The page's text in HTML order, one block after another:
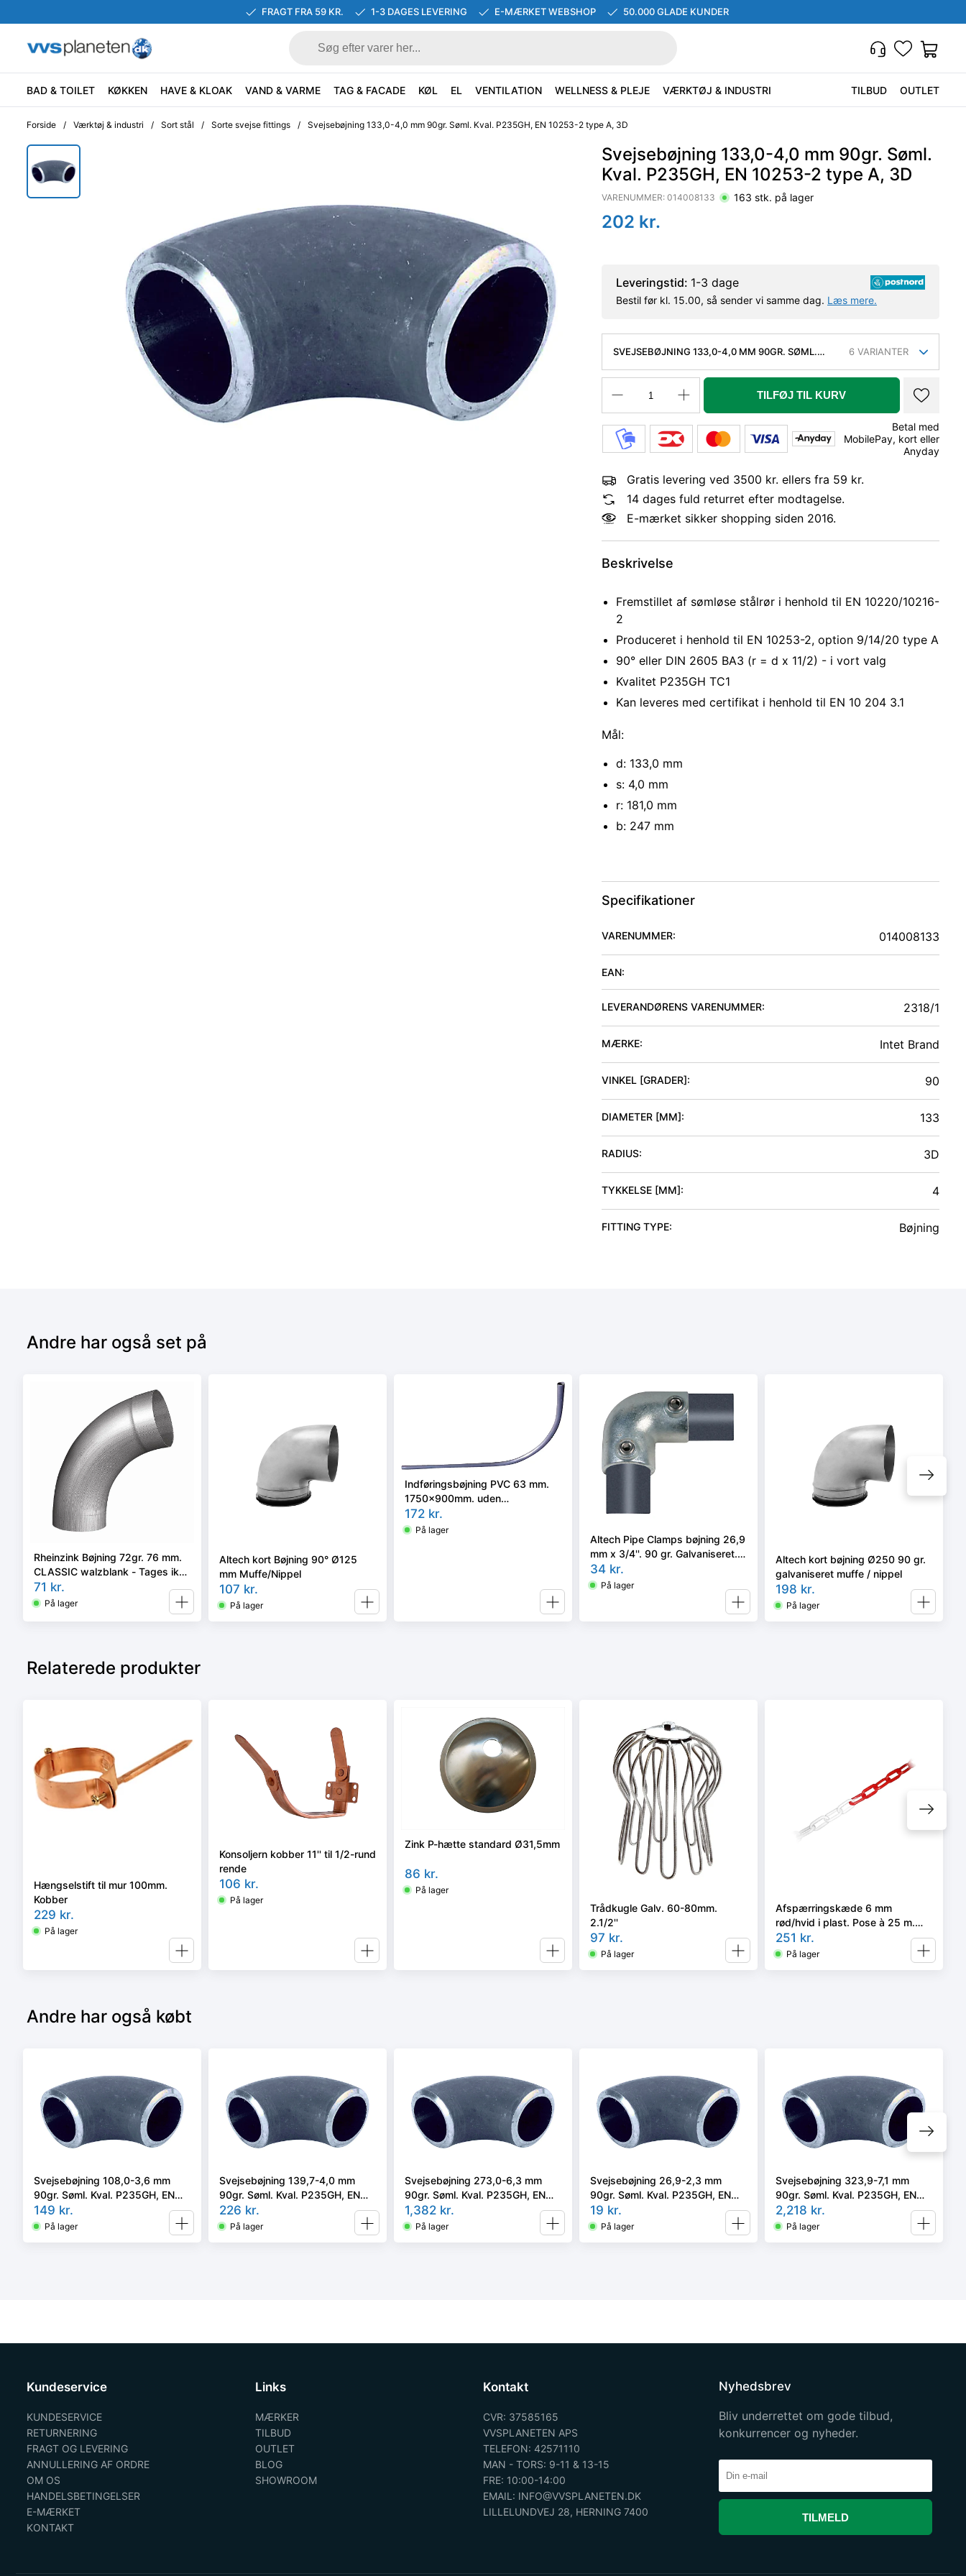
FRAGT FRA 59 KR. 1-3 DAGES LEVERING E-MÆRKET WEBSHOP 50.000 GLADE KUNDER
BAD & TOILET KØKKEN HAVE & KLOAK VAND & VARME TAG & FACADE KØL EL VENTILATION WELLNESS & PLEJE VÆRKTØJ & INDUSTRI TILBUD OUTLET
Forside / Værktøj & industri / Sort stål / Sorte svejse fittings / Svejsebøjning 133,0-4,0 mm 90gr. Søml. Kval. P235GH, EN 10253-2 type A, 3D
Svejsebøjning 133,0-4,0 mm 90gr. Søml.
Kval. P235GH, EN 10253-2 type A, 3D
VARENUMMER: 014008133 163 stk. på lager
202 kr.
Leveringstid: 1-3 dage
Bestil før kl. 15.00, så sender vi samme dag. Læs mere.
SVEJSEBØJNING 133,0-4,0 MM 90GR. SØML.
6 VARIANTER
TILFØJ TIL KURV
Betal med
MobilePay, kort eller
Anyday
Gratis levering ved 3500 kr. ellers fra 59 kr.
14 dages fuld returret efter modtagelse.
E-mærket sikker shopping siden 2016.
Beskrivelse
Fremstillet af sømløse stålrør i henhold til EN 10220/10216-
2
Produceret i henhold til EN 10253-2, option 9/14/20 type A
90° eller DIN 2605 BA3 (r = d x 11/2) - i vort valg
Kvalitet P235GH TC1
Kan leveres med certifikat i henhold til EN 10 204 3.1
Mål:
d: 133,0 mm
s: 4,0 mm
r: 181,0 mm
b: 247 mm
Specifikationer
VARENUMMER: 014008133
EAN:
LEVERANDØRENS VARENUMMER: 2318/1
MÆRKE: Intet Brand
VINKEL [GRADER]: 90
DIAMETER [MM]: 133
RADIUS: 3D
TYKKELSE [MM]: 4
FITTING TYPE: Bøjning
Andre har også set på
Rheinzink Bøjning 72gr. 76 mm.
CLASSIC walzblank - Tages ikke
retur -
71 kr.
På lager
Altech kort Bøjning 90° Ø125
mm Muffe/Nippel
107 kr.
På lager
Indføringsbøjning PVC 63 mm.
1750x900mm. uden
overgangsnippel. For 32-40 mm.
PE-rør
172 kr.
På lager
Altech Pipe Clamps bøjning 26,9
mm x 3/4''. 90 gr. Galvaniseret.
Reol system
34 kr.
På lager
Altech kort bøjning Ø250 90 gr.
galvaniseret muffe / nippel
198 kr.
På lager
Relaterede produkter
Hængselstift til mur 100mm.
Kobber
229 kr.
På lager
Konsoljern kobber 11'' til 1/2-rund
rende
106 kr.
På lager
Zink P-hætte standard Ø31,5mm
86 kr.
På lager
Trådkugle Galv. 60-80mm.
2.1/2''
97 kr.
På lager
Afspærringskæde 6 mm
rød/hvid i plast. Pose à 25 m.
Inkl. samleled
251 kr.
På lager
Andre har også købt
Svejsebøjning 108,0-3,6 mm
90gr. Søml. Kval. P235GH, EN
10253-2 type A, 3D
149 kr.
På lager
Svejsebøjning 139,7-4,0 mm
90gr. Søml. Kval. P235GH, EN
10253-2 type A, 3D
226 kr.
På lager
Svejsebøjning 273,0-6,3 mm
90gr. Søml. Kval. P235GH, EN
10253-2 type A, 3D
1,382 kr.
På lager
Svejsebøjning 26,9-2,3 mm
90gr. Søml. Kval. P235GH, EN
10253-2 type A, 3D
19 kr.
På lager
Svejsebøjning 323,9-7,1 mm
90gr. Søml. Kval. P235GH, EN
10253-2 type A, 3D
2,218 kr.
På lager
Kundeservice
KUNDESERVICE
RETURNERING
FRAGT OG LEVERING
ANNULLERING AF ORDRE
OM OS
HANDELSBETINGELSER
E-MÆRKET
KONTAKT
Links
MÆRKER
TILBUD
OUTLET
BLOG
SHOWROOM
Kontakt
CVR: 37585165
VVSPLANETEN APS
TELEFON: 42571110
MAN - TORS: 9-11 & 13-15
FRE: 10:00-14:00
EMAIL: INFO@VVSPLANETEN.DK
LILLELUNDVEJ 28, HERNING 7400
Nyhedsbrev
Bliv underrettet om gode tilbud,
konkurrencer og nyheder.
TILMELD